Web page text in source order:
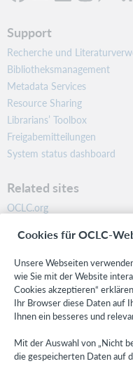
Support
Recherche und
Bibliotheksmanagement
Metadata Services
Resource Sharing
Librarians’ Toolbox
Freigabemitteilungen
System status dashboard
Related sites
OCLC.org
Community
Research
WebJunction
Developer Network
Stay in the know.
Get the latest product
Cookies für OCLC-
Unsere Webseiten
wie Sie mit der Website
Cookies akzeptieren“
Ihr Browser diese Daten auf
Ihnen ein besseres und
Mit der Auswahl von „Nicht
die gespeicherten Daten auf